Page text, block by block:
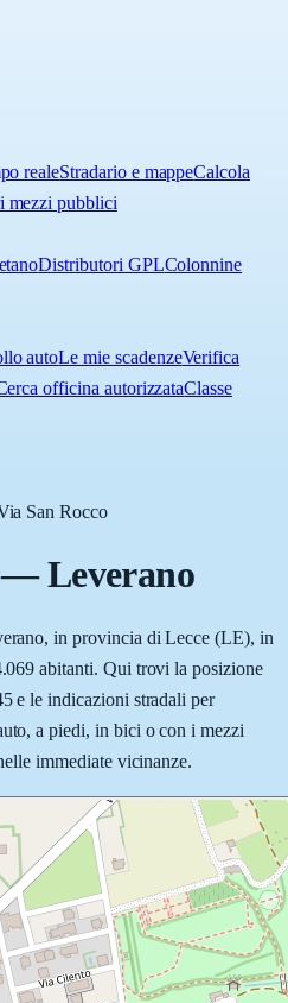
realeStradario e mappeCalcola
mezzi pubblici
Distributori GPLColonnine
autoLe mie scadenzeVerifica
officina autorizzataClasse
San Rocco
—Leverano
in provincia di Lecce (LE), in
abitanti. Qui trovi la posizione
e le indicazioni stradali per
a piedi, in bici o con i mezzi
immediate vicinanze.